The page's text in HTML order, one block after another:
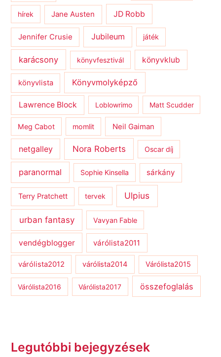
hírek Jane Austen JD Robb
Jennifer Crusie Jubileum játék
karácsony könyvfesztivál könyvklub
könyvlista Könyvmolyképző
Lawrence Block Loblowrimo Matt Scudder
Meg Cabot momlit Neil Gaiman
netgalley Nora Roberts Oscar díj
paranormal Sophie Kinsella sárkány
Terry Pratchett tervek Ulpius
urban fantasy Vavyan Fable
vendégblogger várólista2011
várólista2012 várólista2014 Várólista2015
Várólista2016 Várólista2017 összefoglalás
Legutóbbi bejegyzések